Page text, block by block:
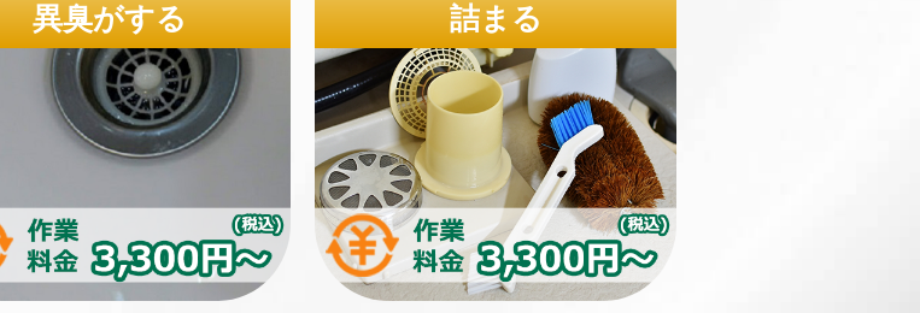
異臭がする
詰まる